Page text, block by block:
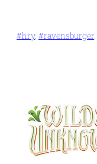
#hry, #ravensburger,